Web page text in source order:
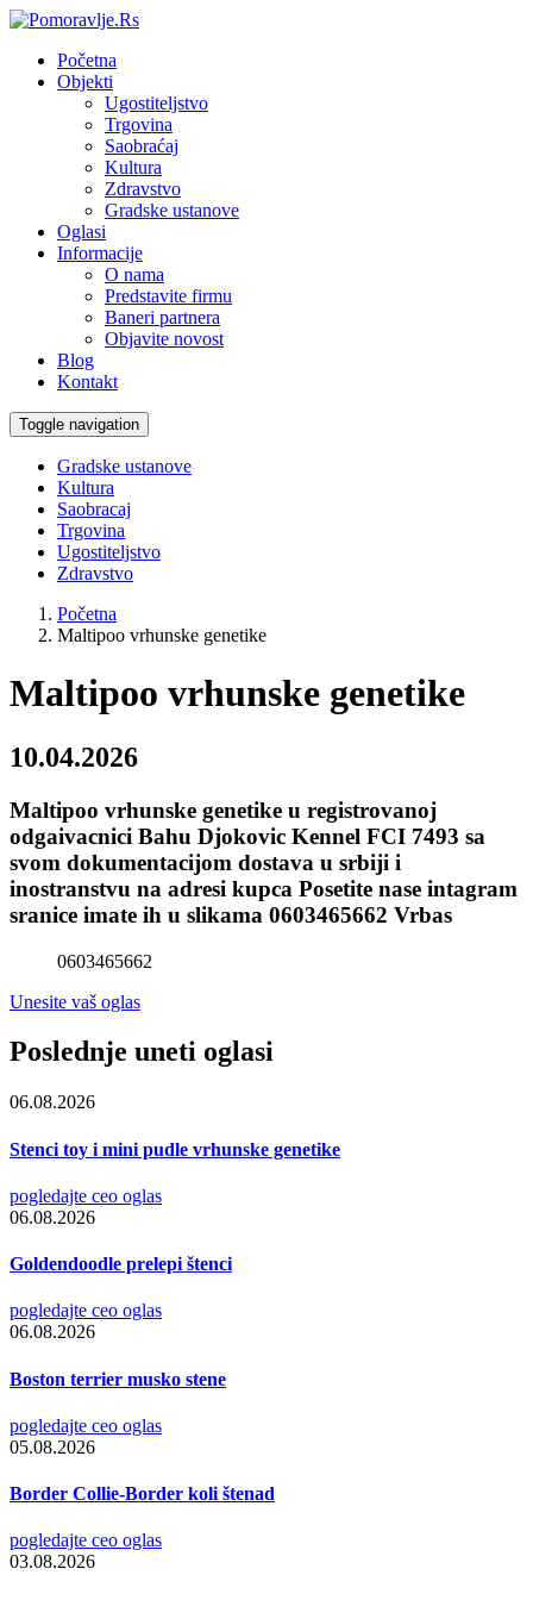
Početna
Objekti
Ugostiteljstvo
Trgovina
Saobraćaj
Kultura
Zdravstvo
Gradske ustanove
Oglasi
Informacije
O nama
Predstavite firmu
Baneri partnera
Objavite novost
Blog
Kontakt
Toggle navigation
Gradske ustanove
Kultura
Saobracaj
Trgovina
Ugostiteljstvo
Zdravstvo
Početna
Maltipoo vrhunske genetike
Maltipoo vrhunske genetike
10.04.2026
Maltipoo vrhunske genetike u registrovanoj
odgaivacnici Bahu Djokovic Kennel FCI 7493 sa
svom dokumentacijom dostava u srbiji i
inostranstvu na adresi kupca Posetite nase intagram
sranice imate ih u slikama 0603465662 Vrbas
0603465662
Unesite vaš oglas
Poslednje uneti oglasi
06.08.2026
Stenci toy i mini pudle vrhunske genetike
pogledajte ceo oglas
06.08.2026
Goldendoodle prelepi štenci
pogledajte ceo oglas
06.08.2026
Boston terrier musko stene
pogledajte ceo oglas
05.08.2026
Border Collie-Border koli štenad
pogledajte ceo oglas
03.08.2026